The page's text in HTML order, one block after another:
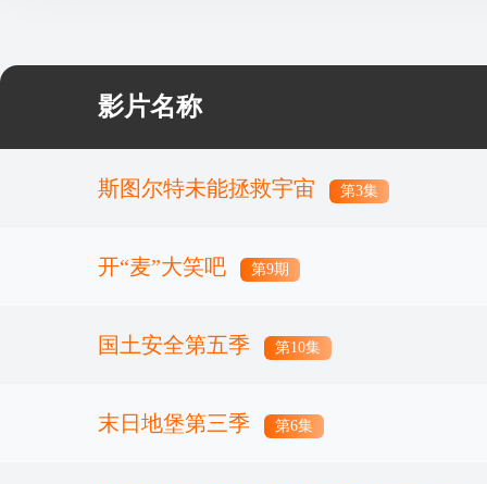
影片名称
斯图尔特未能拯救宇宙 第3集
开“麦”大笑吧 第9期
国土安全第五季 第10集
末日地堡第三季 第6集